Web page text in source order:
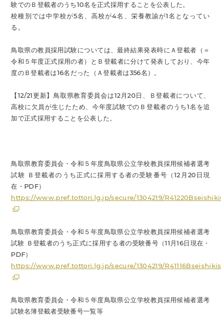
験でのＢ登載者のうち10名を正式採用することを公表した。
校種別では中学校が5名、高校が4名、栄養教諭が1名となってい
る。
鳥取県の教員採用試験については、最終結果発表時にＡ登載者（＝
令和５年度正式採用の者）とＢ登載者に分けて発表しており、今年
度のＢ登載者は16名だった（Ａ登載者は356名）。
【12/21更新】鳥取県教育委員会は12月20日、Ｂ登載者について、
高校に欠員が生じたため、今年度試験でのＢ登載者のうち1名を追
加で正式採用することを公表した。
鳥取県教育委員会・令和５年度鳥取県公立学校教員採用候補者選考
試験 Ｂ登載者のうち正式に採用する者の受験番号（12月20日現
在・PDF）
https://www.pref.tottori.lg.jp/secure/1304219/
鳥取県教育委員会・令和５年度鳥取県公立学校教員採用候補者選考
試験 Ｂ登載者のうち正式に採用する者の受験番号（11月16日現在・
PDF）
https://www.pref.tottori.lg.jp/secure/1304219/
鳥取県教育委員会・令和５年度鳥取県公立学校教員採用候補者選考
試験名簿登載者受験番号一覧等